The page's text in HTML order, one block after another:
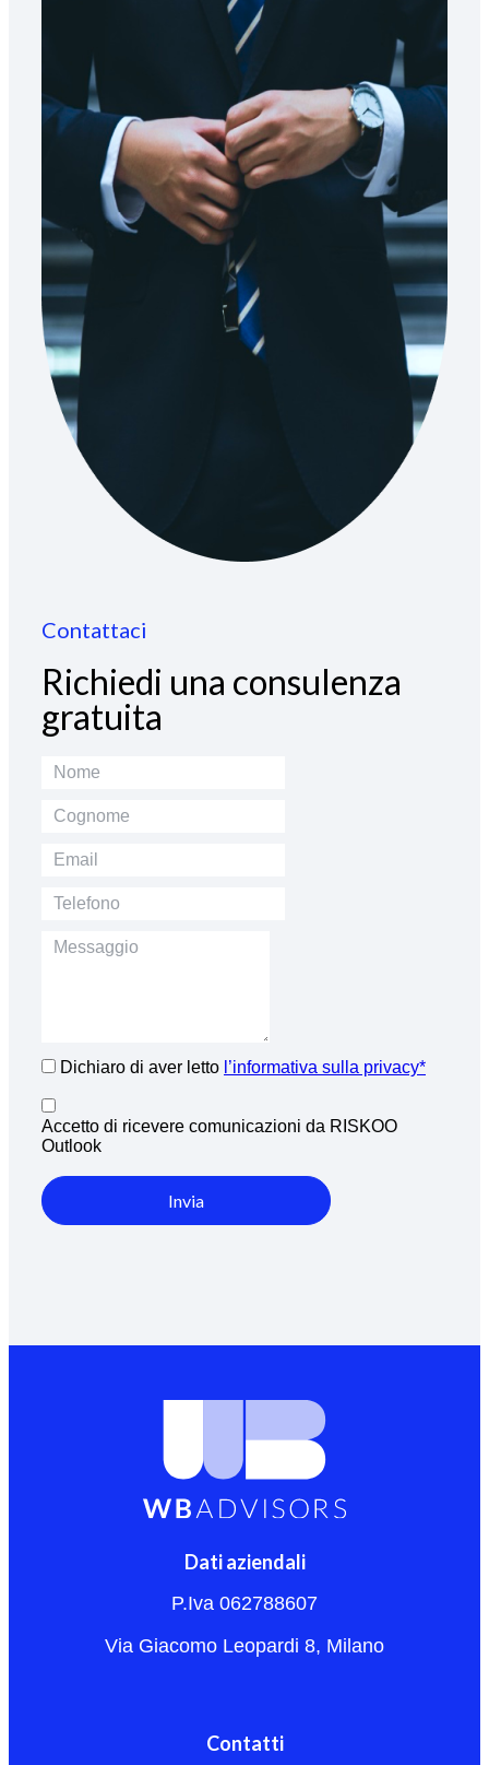
Contattaci
Richiedi una consulenza
gratuita
Dichiaro di aver letto l’informativa sulla privacy*
Accetto di ricevere comunicazioni da RISKOO
Outlook
Invia
Dati aziendali
P.Iva 062788607
Via Giacomo Leopardi 8, Milano
Contatti